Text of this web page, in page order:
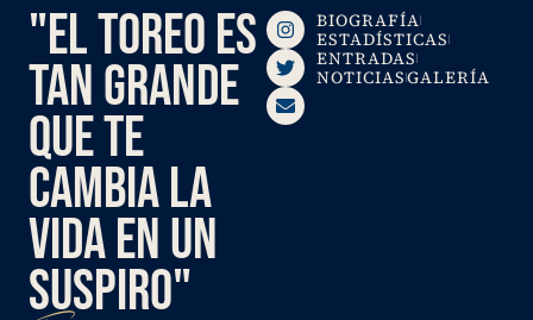
"EL TOREO ES
TAN GRANDE
QUE TE
CAMBIA LA
VIDA EN UN
SUSPIRO"
BIOGRAFÍA
ESTADÍSTICAS
ENTRADAS
NOTICIASGALERÍA